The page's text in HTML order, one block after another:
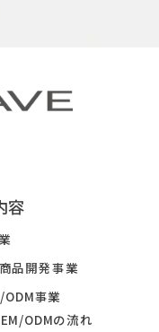
容
品開発事業
ODM事業
ODMの流れ